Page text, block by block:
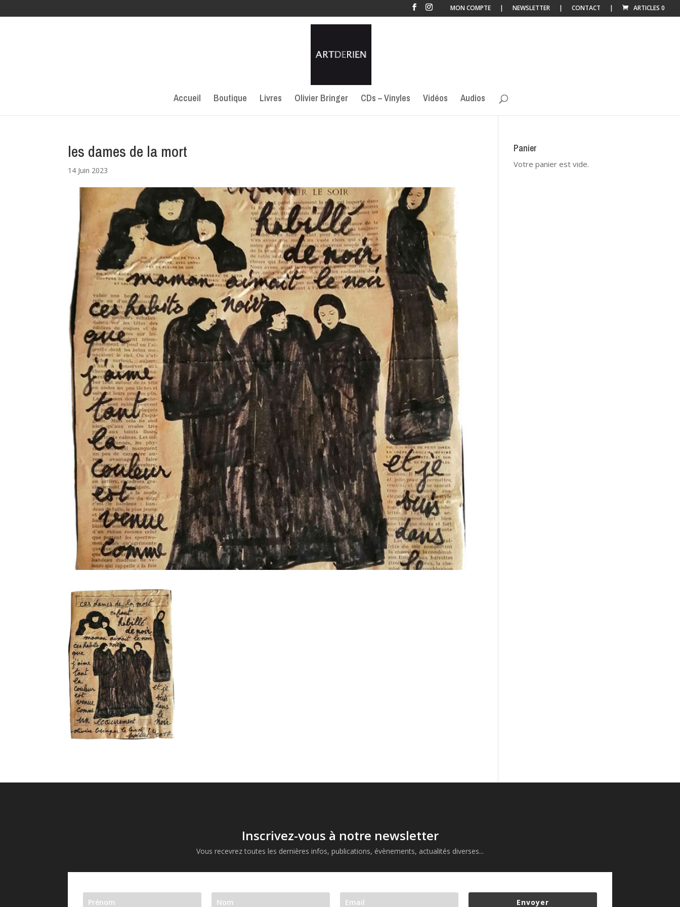
MON COMPTE NEWSLETTER CONTACT ARTICLES 0
Accueil Boutique Livres Olivier Bringer CDs – Vinyles Vidéos Audios
les dames de la mort
14 Juin 2023
Panier
Votre panier est vide.
Inscrivez-vous à notre newsletter
Vous recevrez toutes les dernières infos, publications, évènements, actualités diverses...
Envoyer